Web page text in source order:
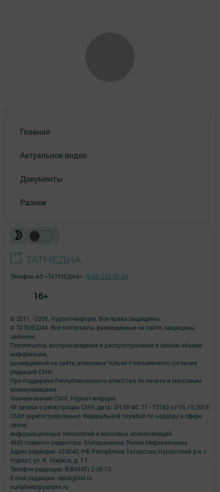
Главная
Актуальное видео
Документы
Разное
© 2011 - 2026. Нурлат-⁠информ. Все права защищены.
© ТАТМЕДИА. Все материалы, размещенные на сайте, защищены
законом.
Перепечатка, воспроизведение и распространение в любом объеме
информации,
размещенной на сайте, возможна только с письменного согласия
редакций СМИ.
При поддержке Республиканского агентства по печати и массовым
коммуникациям.
Наименование СМИ: Нурлат-⁠информ
№ записи о регистрации СМИ, дата: ЭЛ № ФС 77 -⁠ 73782 от 05.10.2018
СМИ зарегистрированно Федеральной службой по надзору в сфере
связи,
информационных технологий и массовых коммуникаций
ФИО главного редактора: Мубаракшина Лилия Мирзазяновна
Адрес редакции: 423040, РФ, Республика Татарстан, Нурлатский р-н, г.
Нурлат, ул. К. Маркса, д. 1 Г
Телефон редакции: 8(84345) 2-36-13
E-mail редакции: redak@list.ru
nurlatweb@yandex.ru
Телефон АО «ТАТМЕДИА»: (843) 222 09 84
16+